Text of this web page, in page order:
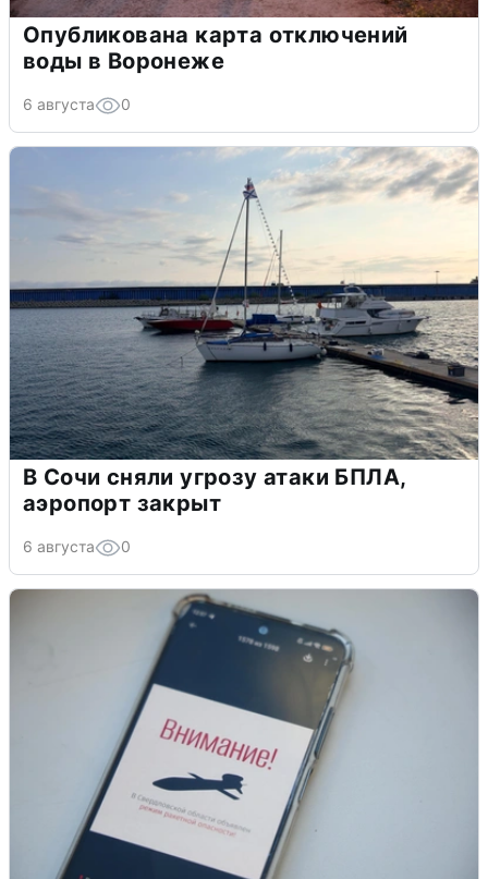
Опубликована карта отключений
воды в Воронеже
6 августа 0
В Сочи сняли угрозу атаки БПЛА,
аэропорт закрыт
6 августа 0